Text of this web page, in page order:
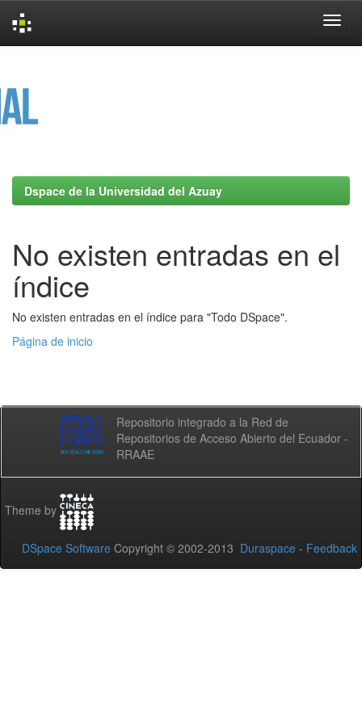
Dspace de la Universidad del Azuay
No existen entradas en el
índice
No existen entradas en el índice para "Todo DSpace".
Página de inicio
Repositorio integrado a la Red de
Repositorios de Acceso Abierto del Ecuador -
RRAAE
Theme by
DSpace Software Copyright © 2002-2013 Duraspace - Feedback